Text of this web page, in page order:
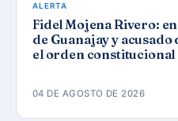
ALERTA
Fidel Mojena Rivero:
de Guanajay y
el orden constitucional
04 DE AGOSTO DE 2026